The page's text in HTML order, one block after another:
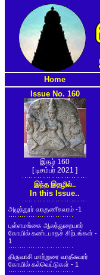
Home
Issue No. 160
இதழ் 160
[ டிசம்பர் 2021 ]
இந்த இதழில்..
In this Issue..
அழுந்தூர் வரகுணீசுவரம் -1
புள்ளமங்கை ஆலந்துறையார்
கோயில் கண்டபாதச் சிற்பங்கள் -
1
திருவாசி மாற்றுரை வரதீசுவரர்
கோயில் கல்வெட்டுகள் - 1